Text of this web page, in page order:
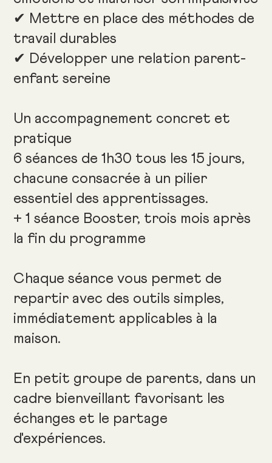
✔ Mettre en place des méthodes de
travail durables
✔ Développer une relation parent-
enfant sereine
Un accompagnement concret et
pratique
6 séances de 1h30 tous les 15 jours,
chacune consacrée à un pilier
essentiel des apprentissages.
+ 1 séance Booster, trois mois après
la fin du programme
Chaque séance vous permet de
repartir avec des outils simples,
immédiatement applicables à la
maison.
En petit groupe de parents, dans un
cadre bienveillant favorisant les
échanges et le partage
d'expériences.